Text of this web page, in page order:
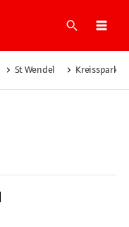
Suche
St Wendel